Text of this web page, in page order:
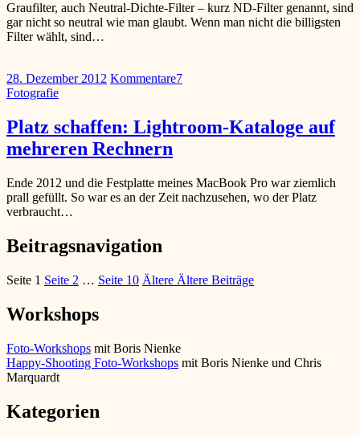
Graufilter, auch Neutral-Dichte-Filter – kurz ND-Filter genannt, sind
gar nicht so neutral wie man glaubt. Wenn man nicht die billigsten
Filter wählt, sind…
28. Dezember 2012 Kommentare7
Fotografie
Platz schaffen: Lightroom-Kataloge auf
mehreren Rechnern
Ende 2012 und die Festplatte meines MacBook Pro war ziemlich
prall gefüllt. So war es an der Zeit nachzusehen, wo der Platz
verbraucht…
Beitragsnavigation
Seite 1 Seite 2 … Seite 10 Ältere Ältere Beiträge
Workshops
Foto-Workshops mit Boris Nienke
Happy-Shooting Foto-Workshops mit Boris Nienke und Chris
Marquardt
Kategorien